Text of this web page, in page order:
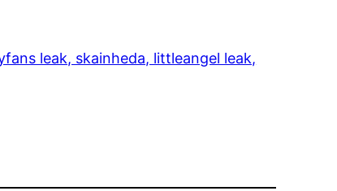
leak, skainheda, littleangel leak,